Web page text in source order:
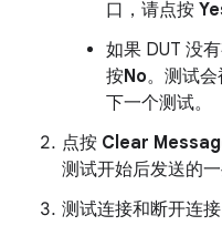
口，请点按
如果 DUT 没
按No。测试
下一个测试。
点按 Clear
测试开始后发送的一
测试连接和断开连接